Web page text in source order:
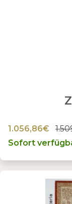
1.056,86€
Sofort